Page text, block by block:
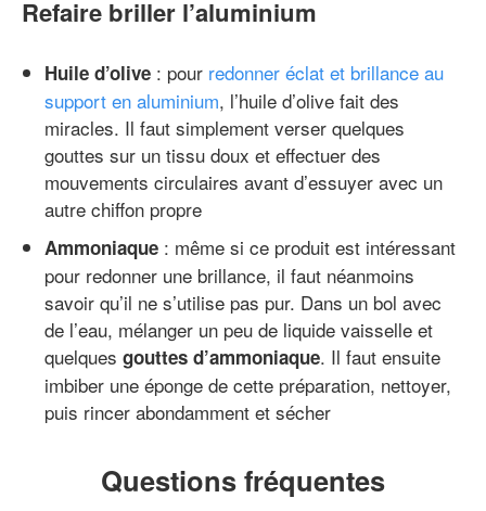
Refaire briller l’aluminium
Huile d’olive : pour redonner éclat et brillance au
support en aluminium, l’huile d’olive fait des
miracles. Il faut simplement verser quelques
gouttes sur un tissu doux et effectuer des
mouvements circulaires avant d’essuyer avec un
autre chiffon propre
Ammoniaque : même si ce produit est intéressant
pour redonner une brillance, il faut néanmoins
savoir qu’il ne s’utilise pas pur. Dans un bol avec
de l’eau, mélanger un peu de liquide vaisselle et
quelques gouttes d’ammoniaque. Il faut ensuite
imbiber une éponge de cette préparation, nettoyer,
puis rincer abondamment et sécher
Questions fréquentes